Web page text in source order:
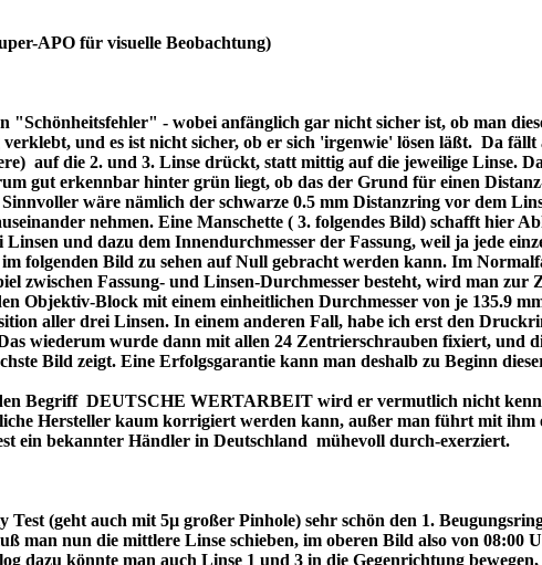
APO für visuelle Beobachtung)
"Schönheitsfehler" - wobei anfänglich gar nicht sicher ist, ob man
und es ist nicht sicher, ob er sich 'irgenwie' lösen läßt. Da
auf die 2. und 3. Linse drückt, statt mittig auf die jeweilige Linse.
gut erkennbar hinter grün liegt, ob das der Grund für einen
wäre nämlich der schwarze 0.5 mm Distanzring vor dem
nehmen. Eine Manschette ( 3. folgendes Bild) schafft hier
und dazu dem Innendurchmesser der Fassung, weil ja jede
folgenden Bild zu sehen auf Null gebracht werden kann. Im
zwischen Fassung- und Linsen-Durchmesser besteht, wird man zur
Objektiv-Block mit einem einheitlichen Durchmesser von je 135.9
aller drei Linsen. In einem anderen Fall, habe ich erst den
wiederum wurde dann mit allen 24 Zentrierschrauben fixiert, und
Bild zeigt. Eine Erfolgsgarantie kann man deshalb zu Beginn
Begriff DEUTSCHE WERTARBEIT wird er vermutlich nicht
Hersteller kaum korrigiert werden kann, außer man führt mit ihm
ein bekannter Händler in Deutschland mühevoll durch-exerziert.
(geht auch mit 5µ großer Pinhole) sehr schön den 1.
man nun die mittlere Linse schieben, im oberen Bild also von 08:00
dazu könnte man auch Linse 1 und 3 in die Gegenrichtung bewegen,